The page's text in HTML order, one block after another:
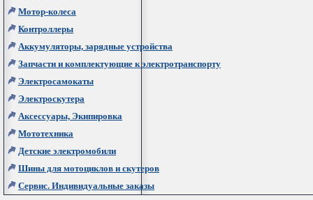
Мотор-колеса
Контроллеры
Аккумуляторы, зарядные устройства
Запчасти и комплектующие к электротранспорту
Электросамокаты
Электроскутера
Аксессуары, Экипировка
Мототехника
Детские электромобили
Шины для мотоциклов и скутеров
Сервис. Индивидуальные заказы